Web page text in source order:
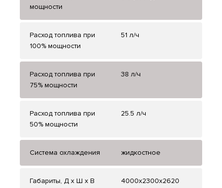
мощности
Расход топлива при
100% мощности
51 л/ч
Расход топлива при
75% мощности
38 л/ч
Расход топлива при
50% мощности
25.5 л/ч
Система охлаждения жидкостное
Габариты, Д x Ш x В 4000x2300x2620